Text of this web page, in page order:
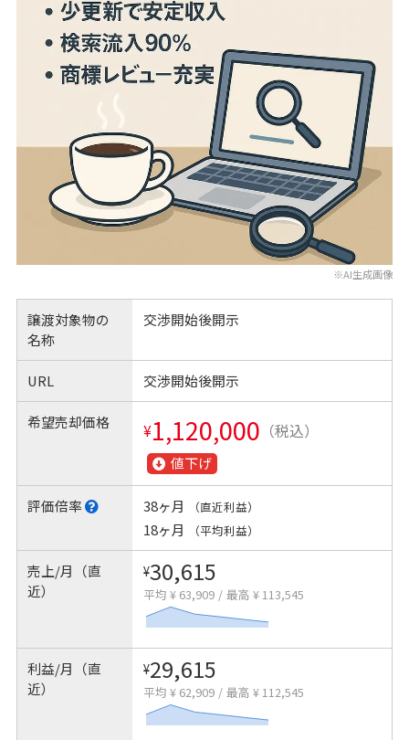
※AI生成画像
譲渡対象物の
名称
交渉開始後開示
URL 交渉開始後開示
希望売却価格 ¥1,120,000 （税込）
値下げ
評価倍率 38ヶ月 （直近利益）
18ヶ月 （平均利益）
売上/月（直
近）
¥30,615
平均 ¥ 63,909 / 最高 ¥ 113,545
利益/月（直
近）
¥29,615
平均 ¥ 62,909 / 最高 ¥ 112,545